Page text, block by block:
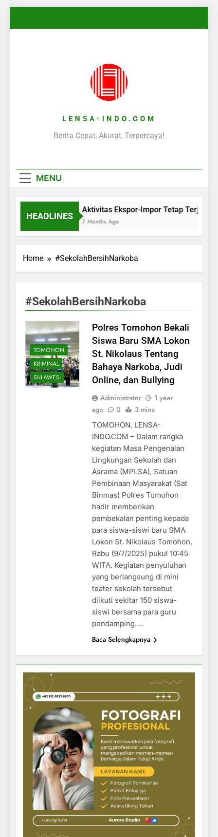
LENSA-INDO.COM
Berita Cepat, Akurat, Terpercaya!
MENU
HEADLINES
Aktivitas Ekspor-Impor Tetap Terjaga
7 Months Ago
Home #SekolahBersihNarkoba
#SekolahBersihNarkoba
TOMOHON
KRIMINAL
SULAWESI
Polres Tomohon Bekali
Siswa Baru SMA Lokon
St. Nikolaus Tentang
Bahaya Narkoba, Judi
Online, dan Bullying
Administrator
1 year
ago
0 3 mins
TOMOHON, LENSA-
INDO.COM – Dalam rangka
kegiatan Masa Pengenalan
Lingkungan Sekolah dan
Asrama (MPLSA), Satuan
Pembinaan Masyarakat (Sat
Binmas) Polres Tomohon
hadir memberikan
pembekalan penting kepada
para siswa-siswi baru SMA
Lokon St. Nikolaus Tomohon,
Rabu (9/7/2025) pukul 10:45
WITA. Kegiatan penyuluhan
yang berlangsung di mini
teater sekolah tersebut
diikuti sekitar 150 siswa-
siswi bersama para guru
pendamping….
Baca Selengkapnya